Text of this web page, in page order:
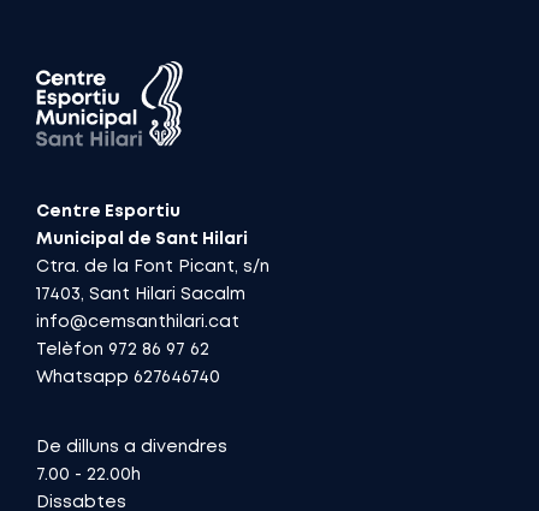
Centre Esportiu
Municipal de Sant Hilari
Ctra. de la Font Picant, s/n
17403, Sant Hilari Sacalm
info@cemsanthilari.cat
Telèfon 972 86 97 62
Whatsapp 627646740
De dilluns a divendres
7.00 - 22.00h
Dissabtes